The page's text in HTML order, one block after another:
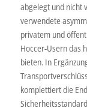
abgelegt und nicht
verwendete
privatem und
Hoccer-Usern das
bieten. In
komplettiert die